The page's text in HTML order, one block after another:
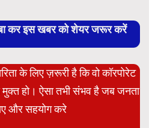
कर इस खबर को शेयर जरूर करें
के लिए ज़रूरी है कि वो कॉरपोरेट
हो। ऐसा तभी संभव है जब जनता
और सहयोग करे